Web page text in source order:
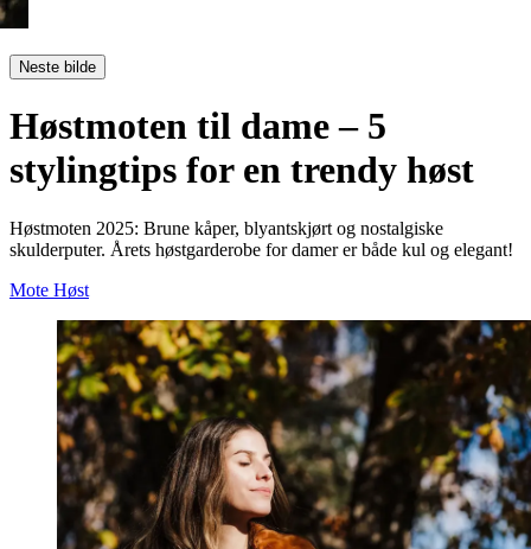
Neste bilde
Høstmoten til dame – 5
stylingtips for en trendy høst
Høstmoten 2025: Brune kåper, blyantskjørt og nostalgiske
skulderputer. Årets høstgarderobe for damer er både kul og elegant!
Mote Høst